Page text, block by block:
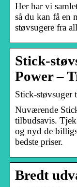
Her har vi
så du kan få en
støvsugere fra
Stick-
Power –
Stick-støvsuger
Nuværende
tilbudsavis.
og nyd de
bedste priser.
Bredt